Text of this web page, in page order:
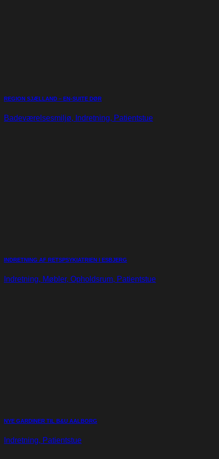
REGION SJÆLLAND – EN-SUITE DØR
Badeværelsesmiljø, Indretning, Patientstue
INDRETNING AF RETSPSYKIATRIEN I ESBJERG
Indretning, Møbler, Opholdsrum, Patientstue
NYE GARDINER TIL B&U AALBORG
Indretning, Patientstue